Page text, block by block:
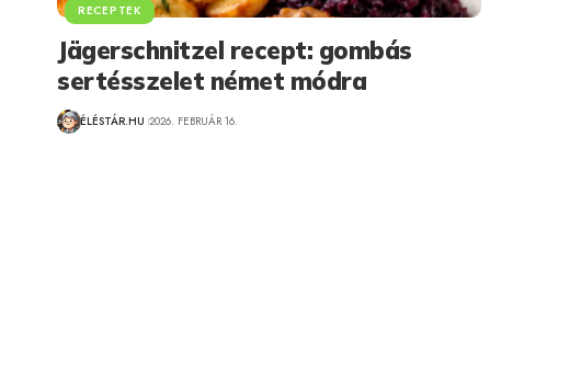
RECEPTEK
Jägerschnitzel recept: gombás
sertésszelet német módra
ÉLÉSTÁR.HU 2026. FEBRUÁR 16.